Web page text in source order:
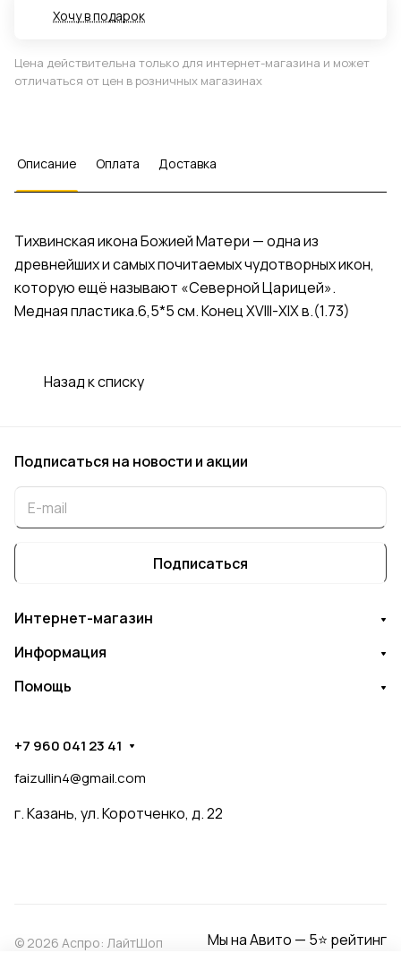
Хочу в подарок
Цена действительна только для интернет-магазина и может
отличаться от цен в розничных магазинах
Описание Оплата Доставка
Тихвинская икона Божией Матери — одна из
древнейших и самых почитаемых чудотворных икон,
которую ещё называют «Северной Царицей».
Медная пластика.6,5*5 см. Конец ХVIII-ХIХ в.(1.73)
Назад к списку
Подписаться на новости и акции
Подписаться
Интернет-магазин
Информация
Помощь
+7 960 041 23 41
faizullin4@gmail.com
г. Казань, ул. Коротченко, д. 22
© 2026 Аспро: ЛайтШоп Мы на Авито — 5⭐ рейтинг